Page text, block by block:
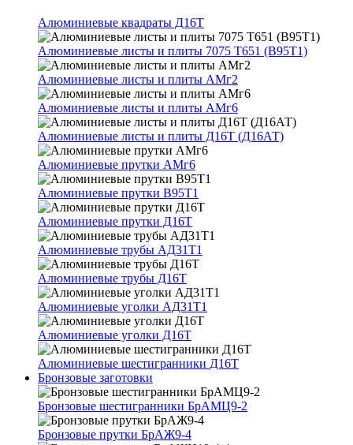
Алюминиевые квадраты Д16Т
Алюминиевые листы и плиты 7075 Т651 (В95Т1)
Алюминиевые листы и плиты АМг2
Алюминиевые листы и плиты АМг6
Алюминиевые листы и плиты Д16Т (Д16АТ)
Алюминиевые прутки АМг6
Алюминиевые прутки В95Т1
Алюминиевые прутки Д16Т
Алюминиевые трубы АД31Т1
Алюминиевые трубы Д16Т
Алюминиевые уголки АД31Т1
Алюминиевые уголки Д16Т
Алюминиевые шестигранники Д16Т
Бронзовые заготовки
Бронзовые шестигранники БрАМЦ9-2
Бронзовые прутки БрАЖ9-4